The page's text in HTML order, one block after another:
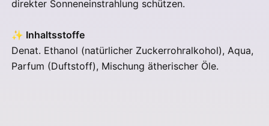
direkter Sonneneinstrahlung schützen.
✨ Inhaltsstoffe
Denat. Ethanol (natürlicher Zuckerrohralkohol), Aqua,
Parfum (Duftstoff), Mischung ätherischer Öle.